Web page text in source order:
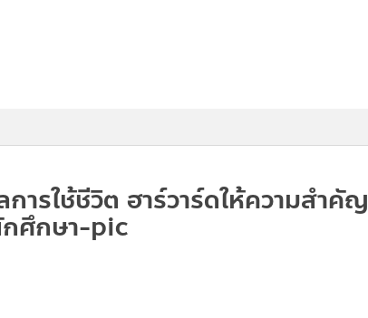
ารใช้ชีวิต ฮาร์วาร์ดให้ความสำคัญ
ศึกษา-pic